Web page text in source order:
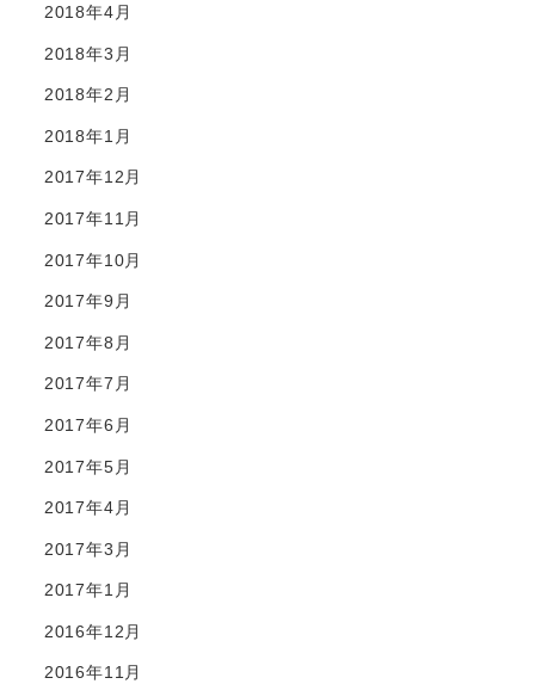
2018年4月
2018年3月
2018年2月
2018年1月
2017年12月
2017年11月
2017年10月
2017年9月
2017年8月
2017年7月
2017年6月
2017年5月
2017年4月
2017年3月
2017年1月
2016年12月
2016年11月